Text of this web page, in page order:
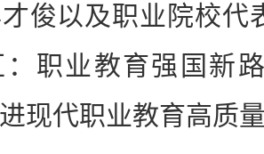
俊以及职业院校代
职业教育强国新
现代职业教育高质